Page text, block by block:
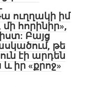
ուղղակի իմ
հորինիր»,
Բայց
թե
էի արդեն
իր «քրոջ»